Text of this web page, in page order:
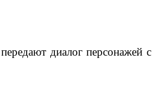
диалог персонажей с